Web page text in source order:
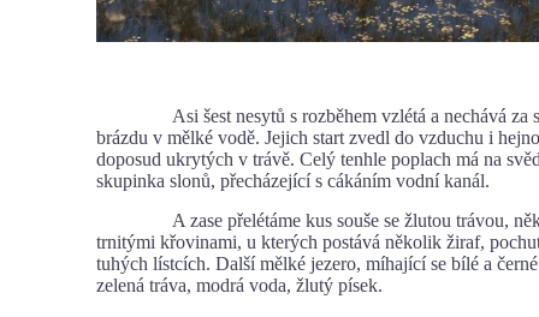
Asi šest nesytů s rozběhem vzlétá a nechává za
brázdu v mělké vodě. Jejich start zvedl do vzduchu i
doposud ukrytých v trávě. Celý tenhle poplach má na
skupinka slonů, přecházející s cákáním vodní kanál.
A zase přelétáme kus souše se žlutou trávou,
trnitými křovinami, u kterých postává několik žiraf,
tuhých lístcích. Další mělké jezero, míhající se bílé a
zelená tráva, modrá voda, žlutý písek.